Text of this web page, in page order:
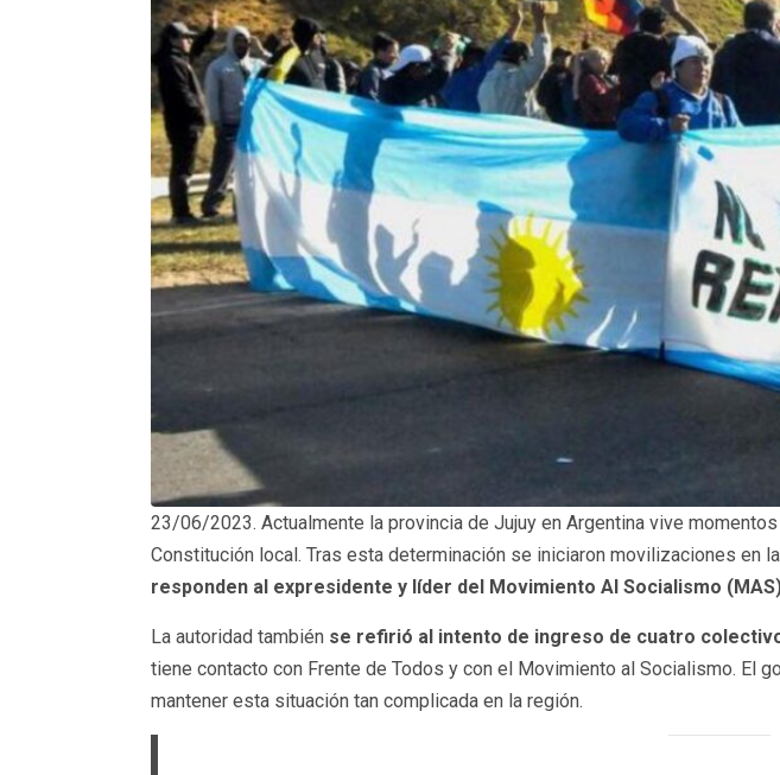
23/06/2023. Actualmente la provincia de Jujuy en Argentina vive
Constitución local. Tras esta determinación se iniciaron movilizaciones en
responden al expresidente y líder del Movimiento Al Socialismo
La autoridad también se refirió al intento de ingreso de cuatro
tiene contacto con Frente de Todos y con el Movimiento al Socialismo. El
mantener esta situación tan complicada en la región.